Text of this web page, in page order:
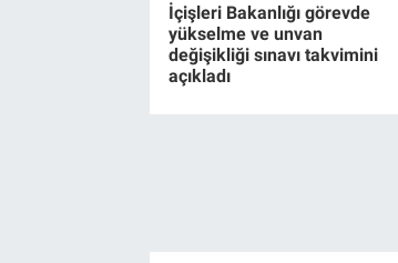
İçişleri Bakanlığı görevde
yükselme ve unvan
değişikliği sınavı takvimini
açıkladı